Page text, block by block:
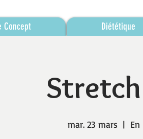
Concept Diététique
mar. 23 mars
  |